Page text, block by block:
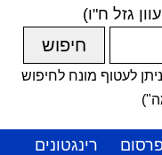
גזל ח"ו)
לעטוף מונח לחיפוש
רינגטונים